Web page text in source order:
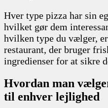
Hver type pizza har sin
hvilket gør dem
hvilken type du vælger,
restaurant, der bruger
ingredienser for at sikre
Hvordan man
til enhver lejlighed